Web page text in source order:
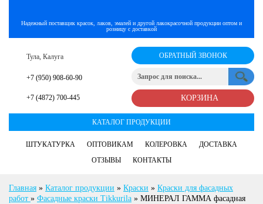
Надежный поставщик красок, лаков, эмалей и другой лакокрасочной продукции оптом и
розницу с доставкой
Тула, Калуга
+7 (950) 908-60-90
+7 (4872) 700-445
ОБРАТНЫЙ ЗВОНОК
КАТАЛОГ ПРОДУКЦИИ
ШТУКАТУРКА ОПТОВИКАМ КОЛЕРОВКА
ДОСТАВКА
ОТЗЫВЫ
КОНТАКТЫ
КОРЗИНА
Главная » Каталог продукции » Краски » Краски для фасадных
работ » Фасадные краски Tikkurila » МИНЕРАЛ ГАММА фасадная